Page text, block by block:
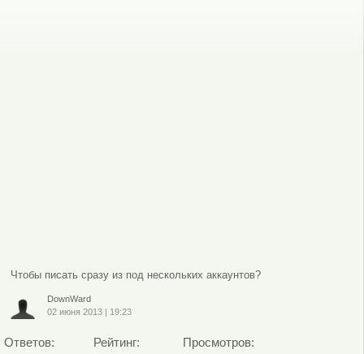
Чтобы писать сразу из под нескольких аккаунтов?
DownWard
02 июня 2013| 19:23
Ответов: Рейтинг: Просмотров: